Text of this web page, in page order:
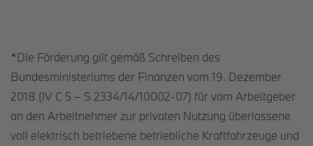
*Die Förderung gilt gemäß Schreiben des
Bundesministeriums der Finanzen vom 19. Dezember
2018 (IV C 5 – S 2334/14/10002-07) für vom Arbeitgeber
an den Arbeitnehmer zur privaten Nutzung überlassene
voll elektrisch betriebene betriebliche Kraftfahrzeuge und